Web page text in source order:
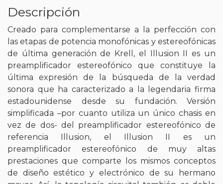
Descripción
Creado para complementarse a la perfección con
las etapas de potencia monofónicas y estereofónicas
de última generación de Krell, el Illusion II es un
preamplificador estereofónico que constituye la
última expresión de la búsqueda de la verdad
sonora que ha caracterizado a la legendaria firma
estadounidense desde su fundación. Versión
simplificada –por cuanto utiliza un único chasis en
vez de dos- del preamplificador estereofónico de
referencia Illusion, el Illusion II es un
preamplificador estereofónico de muy altas
prestaciones que comparte los mismos conceptos
de diseño estético y electrónico de su hermano